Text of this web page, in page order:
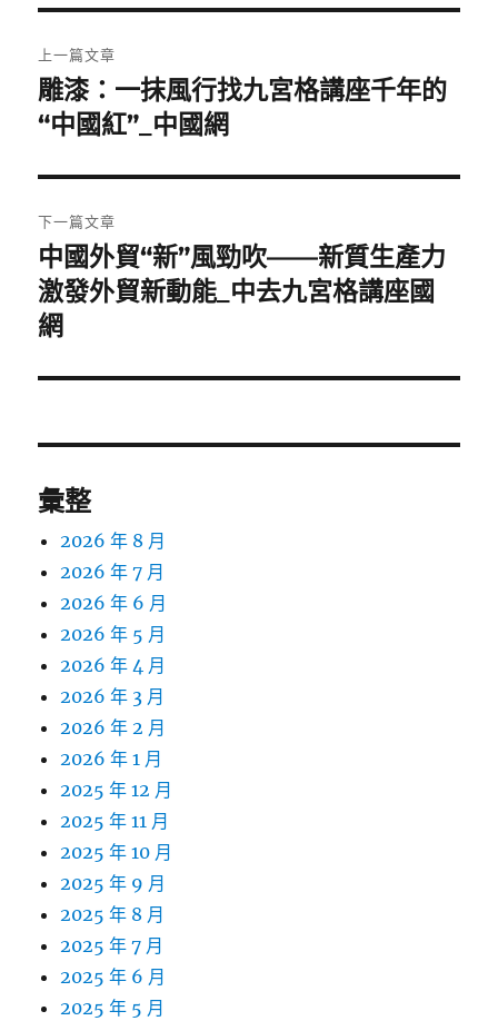
章
導
覽
上一篇文章
上
一
文
章:
雕漆：一抹風行找九宮格講座千年的
“中國紅”_中國網
下一篇文章
下
一
篇
章:
中國外貿“新”風勁吹——新質生產力
激發外貿新動能_中去九宮格講座國
網
彙整
2026 年 8 月
2026 年 7 月
2026 年 6 月
2026 年 5 月
2026 年 4 月
2026 年 3 月
2026 年 2 月
2026 年 1 月
2025 年 12 月
2025 年 11 月
2025 年 10 月
2025 年 9 月
2025 年 8 月
2025 年 7 月
2025 年 6 月
2025 年 5 月